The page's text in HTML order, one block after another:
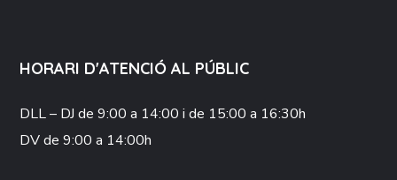
HORARI D'ATENCIÓ AL PÚBLIC
DLL – DJde 9:00 a 14:00 i de 15:00 a 16:30h
DVde 9:00 a 14:00h